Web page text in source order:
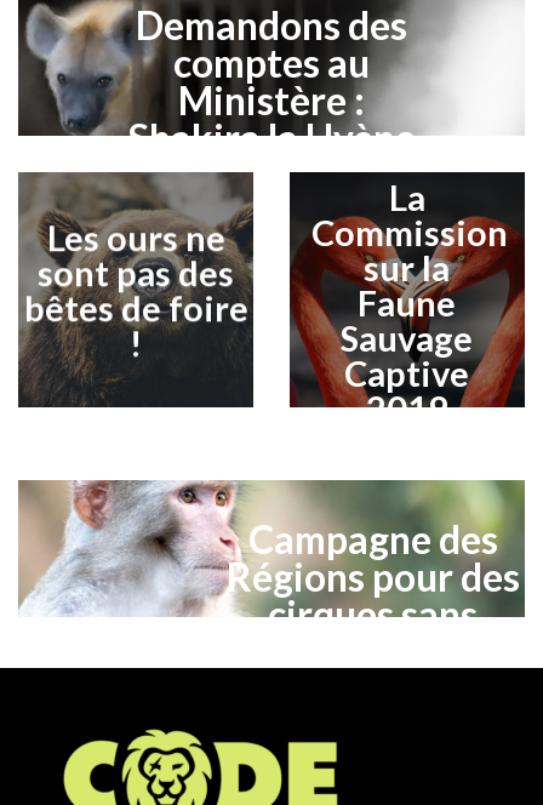
Demandons des
comptes au
Ministère :
Shakira la Hyène
de cirque
SIGNER LA PÉTITION
EN SAVOIR PLUS
Les ours ne
sont pas des
bêtes de foire
!
La
Commission
sur la
Faune
Sauvage
Captive
2019
Campagne des
Régions pour des
cirques sans